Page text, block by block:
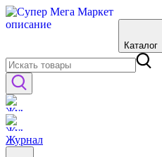
Каталог
Журнал